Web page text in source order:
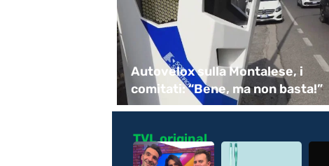
Autovelox sulla Montalese, i
comitati: “Bene, ma non basta!”
TVL original